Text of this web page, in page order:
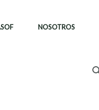
NOSOTROS